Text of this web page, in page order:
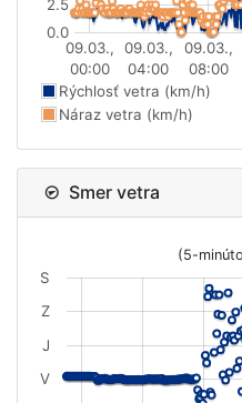
09.03.,
00:00
09.03.,
04:00
09.03.,
08:00
0.0
2.5
Rýchlosť vetra (km/h)
Náraz vetra (km/h)
Smer vetra
(5-
S
V
J
Z